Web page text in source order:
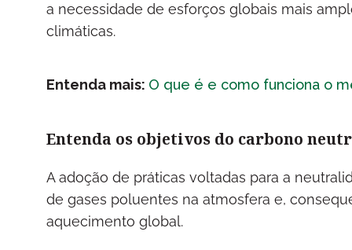
a necessidade de esforços globais mais
climáticas.
Entenda mais: O que é e como funciona o
Entenda os objetivos do carbono
A adoção de práticas voltadas para a
de gases poluentes na atmosfera e,
aquecimento global.